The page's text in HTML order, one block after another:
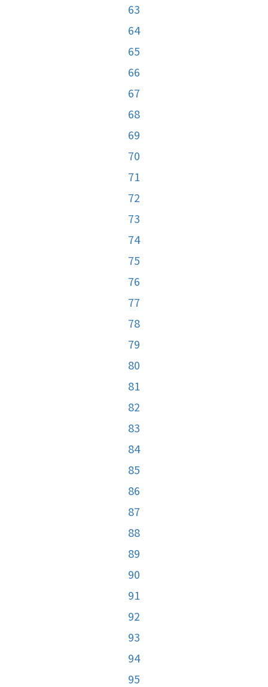
63
64
65
66
67
68
69
70
71
72
73
74
75
76
77
78
79
80
81
82
83
84
85
86
87
88
89
90
91
92
93
94
95